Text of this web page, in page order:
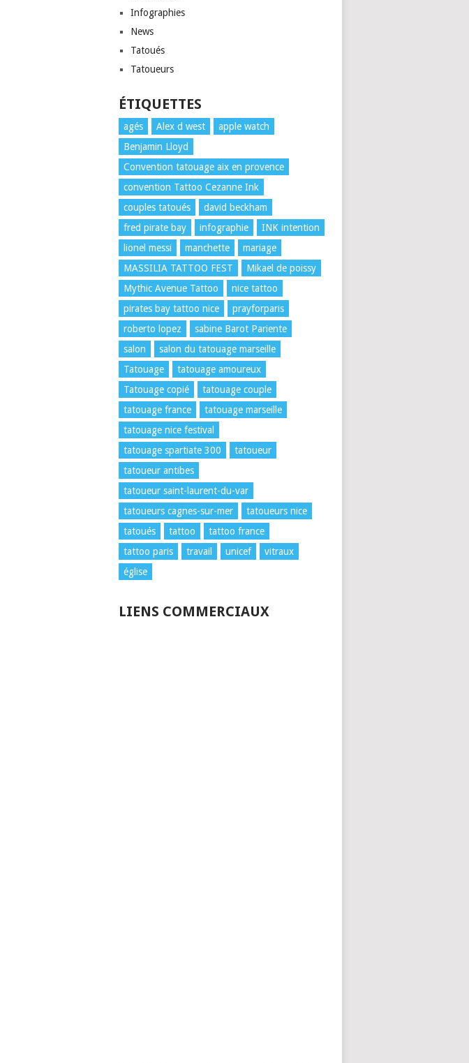
Infographies
News
Tatoués
Tatoueurs
ÉTIQUETTES
agés Alex d west
apple watch
Benjamin Lloyd
Convention tatouage aix en provence
convention Tattoo Cezanne Ink
couples tatoués
david beckham
fred pirate bay
infographie
INK intention
lionel messi
manchette
mariage
MASSILIA TATTOO FEST
Mikael de poissy
Mythic Avenue Tattoo
nice tattoo
pirates bay tattoo nice
prayforparis
roberto lopez
sabine Barot Pariente
salon
salon du tatouage marseille
Tatouage
tatouage amoureux
Tatouage copié
tatouage couple
tatouage france
tatouage marseille
tatouage nice festival
tatouage spartiate 300
tatoueur
tatoueur antibes
tatoueur saint-laurent-du-var
tatoueurs cagnes-sur-mer
tatoueurs nice
tatoués
tattoo
tattoo france
tattoo paris
travail unicef
vitraux
église
LIENS COMMERCIAUX